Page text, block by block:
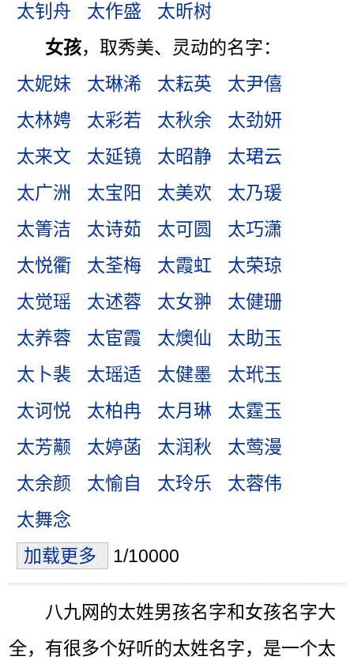
太钊舟
太作盛
太昕树
女孩，取秀美、灵动的名字：
太妮妹
太琳浠 太耘英
太尹僖
太林娉
太彩若 太秋余
太劲妍
太来文
太延镜 太昭静
太珺云
太广洲
太宝阳 太美欢
太乃瑗
太箐洁
太诗茹 太可圆
太巧潇
太悦衢
太荃梅 太霞虹
太荣琼
太觉瑶
太述蓉 太女翀
太健珊
太养蓉
太宦霞 太燠仙
太助玉
太卜裴
太瑶适 太健墨
太玳玉
太诃悦
太柏冉 太月琳
太霆玉
太芳颟
太婷菡 太润秋
太莺漫
太余颜
太愉自 太玲乐
太蓉伟
太舞念
加载更多
1/10000
八九网的太姓男孩名字和女孩名字大
全，有很多个好听的太姓名字，是一个太